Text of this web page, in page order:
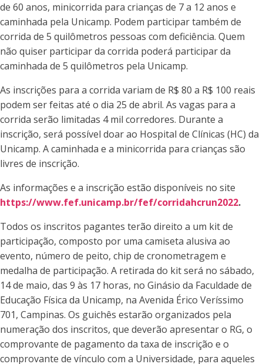
de 60 anos, minicorrida para crianças de 7 a 12 anos e
caminhada pela Unicamp. Podem participar também de
corrida de 5 quilômetros pessoas com deficiência. Quem
não quiser participar da corrida poderá participar da
caminhada de 5 quilômetros pela Unicamp.
As inscrições para a corrida variam de R$ 80 a R$ 100 reais
podem ser feitas até o dia 25 de abril. As vagas para a
corrida serão limitadas 4 mil corredores. Durante a
inscrição, será possível doar ao Hospital de Clínicas (HC) da
Unicamp. A caminhada e a minicorrida para crianças são
livres de inscrição.
As informações e a inscrição estão disponíveis no site
https://www.fef.unicamp.br/fef/corridahcrun2022.
Todos os inscritos pagantes terão direito a um kit de
participação, composto por uma camiseta alusiva ao
evento, número de peito, chip de cronometragem e
medalha de participação. A retirada do kit será no sábado,
14 de maio, das 9 às 17 horas, no Ginásio da Faculdade de
Educação Física da Unicamp, na Avenida Érico Veríssimo
701, Campinas. Os guichês estarão organizados pela
numeração dos inscritos, que deverão apresentar o RG, o
comprovante de pagamento da taxa de inscrição e o
comprovante de vínculo com a Universidade, para aqueles